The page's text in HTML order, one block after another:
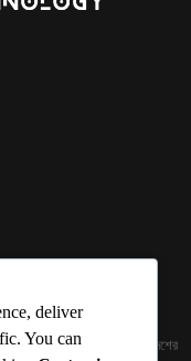
আলো কে ধারণ কর দেশ ও বিদেশের
deliver
You can